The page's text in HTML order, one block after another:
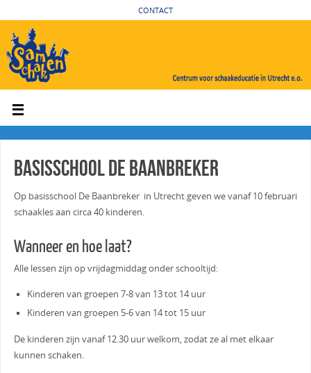
CONTACT
Basisschool De Baanbreker
Op basisschool De Baanbreker in Utrecht geven we vanaf 10 februari
schaakles aan circa 40 kinderen.
Wanneer en hoe laat?
Alle lessen zijn op vrijdagmiddag onder schooltijd:
Kinderen van groepen 7-8 van 13 tot 14 uur
Kinderen van groepen 5-6 van 14 tot 15 uur
De kinderen zijn vanaf 12.30 uur welkom, zodat ze al met elkaar
kunnen schaken.